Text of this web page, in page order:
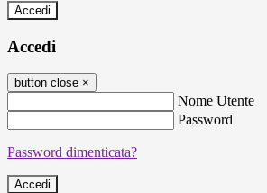
Accedi
Accedi
button close ×
Nome Utente
Password
Password dimenticata?